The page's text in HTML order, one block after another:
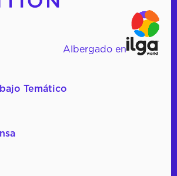
Albergado en
Temático